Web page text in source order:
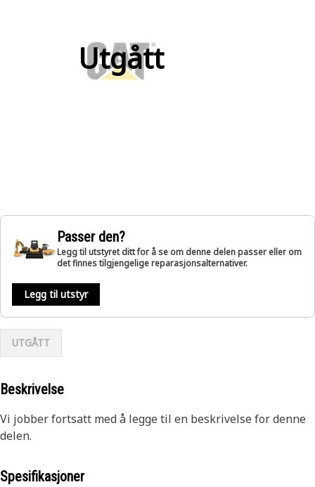
Utgått
Passer den?
Legg til utstyret ditt for å se om denne delen passer eller om
det finnes tilgjengelige reparasjonsalternativer.
Legg til utstyr
UTGÅTT
Beskrivelse
Vi jobber fortsatt med å legge til en beskrivelse for denne
delen.
Spesifikasjoner